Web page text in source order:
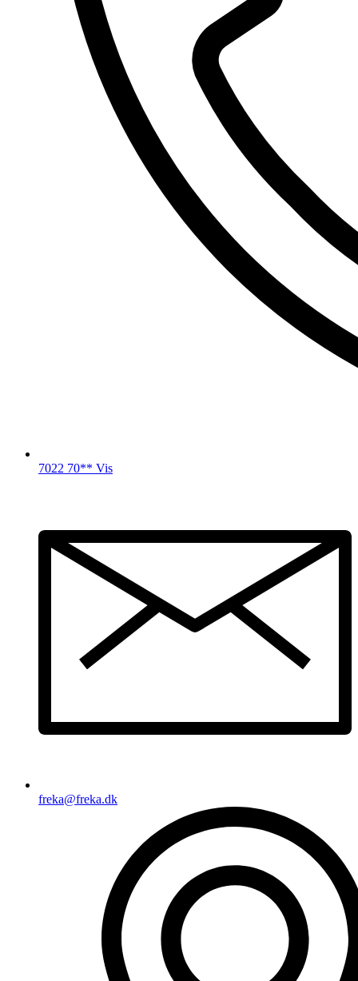
7022 70** Vis
freka@freka.dk